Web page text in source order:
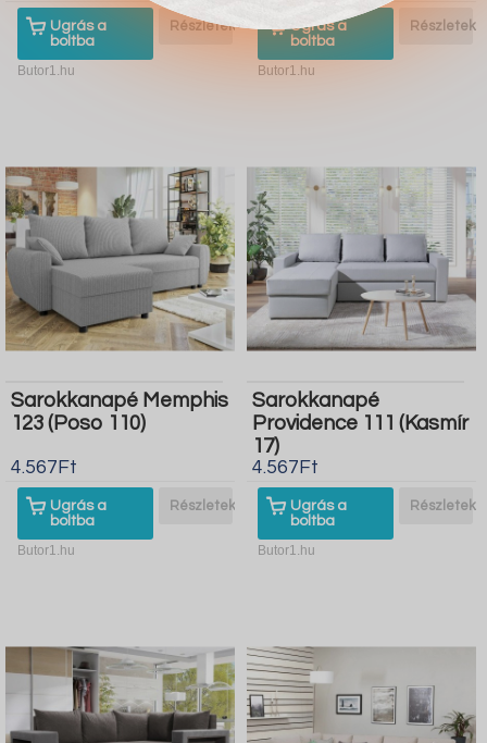
Ugrás a
boltba
Részletek
Butor1.hu
Ugrás a
boltba
Részletek
Butor1.hu
Sarokkanapé Memphis
123 (Poso 110)
4.567Ft
Ugrás a
boltba
Részletek
Butor1.hu
Sarokkanapé
Providence 111 (Kasmír
17)
4.567Ft
Ugrás a
boltba
Részletek
Butor1.hu